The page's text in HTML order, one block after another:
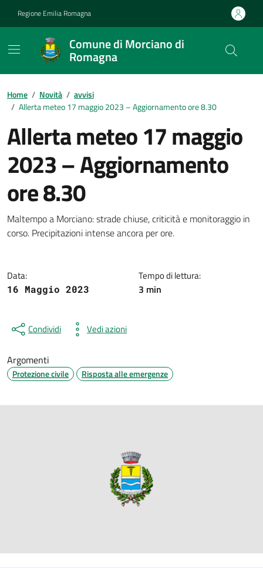
Regione Emilia Romagna
Comune di Morciano di
Romagna
Contenuti in evidenza
Home / Novità / avvisi
/ Allerta meteo 17 maggio 2023 – Aggiornamento ore 8.30
Allerta meteo 17 maggio
2023 – Aggiornamento
ore 8.30
Dettagli della notizia
Maltempo a Morciano: strade chiuse, criticità e monitoraggio in
corso. Precipitazioni intense ancora per ore.
Data:
16 Maggio 2023
Tempo di lettura:
3 min
Condividi Vedi azioni
Argomenti
Protezione civile Risposta alle emergenze